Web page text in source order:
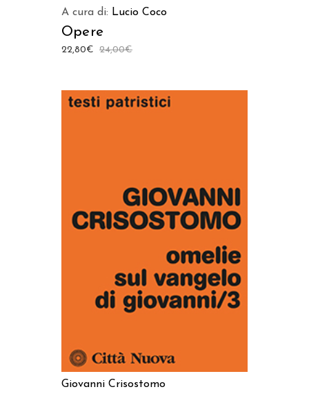
A cura di: Lucio Coco
Opere
24,00€
22,80€
AGGIUNGI AL CARRELLO
Giovanni Crisostomo